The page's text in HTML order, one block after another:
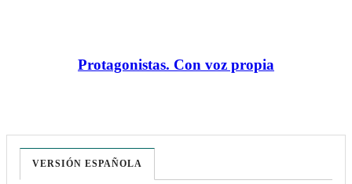
Protagonistas. Con voz propia
VERSIÓN ESPAÑOLA